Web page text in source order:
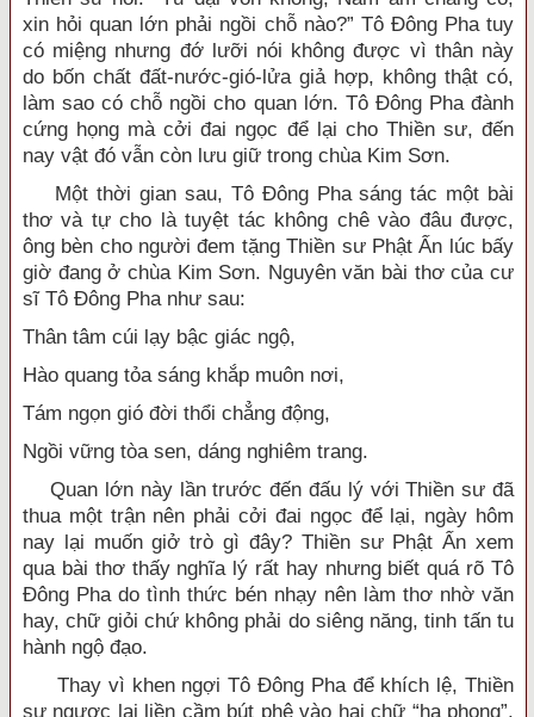
xin hỏi quan lớn phải ngồi chỗ nào?” Tô Đông Pha tuy
có miệng nhưng đớ lưỡi nói không được vì thân này
do bốn chất đất-nước-gió-lửa giả hợp, không thật có,
làm sao có chỗ ngồi cho quan lớn. Tô Đông Pha đành
cứng họng mà cởi đai ngọc để lại cho Thiền sư, đến
nay vật đó vẫn còn lưu giữ trong chùa Kim Sơn.
Một thời gian sau, Tô Đông Pha sáng tác một bài
thơ và tự cho là tuyệt tác không chê vào đâu được,
ông bèn cho người đem tặng Thiền sư Phật Ấn lúc bấy
giờ đang ở chùa Kim Sơn. Nguyên văn bài thơ của cư
sĩ Tô Đông Pha như sau:
Thân tâm cúi lạy bậc giác ngộ,
Hào quang tỏa sáng khắp muôn nơi,
Tám ngọn gió đời thổi chẳng động,
Ngồi vững tòa sen, dáng nghiêm trang.
Quan lớn này lần trước đến đấu lý với Thiền sư đã
thua một trận nên phải cởi đai ngọc để lại, ngày hôm
nay lại muốn giở trò gì đây? Thiền sư Phật Ấn xem
qua bài thơ thấy nghĩa lý rất hay nhưng biết quá rõ Tô
Đông Pha do tình thức bén nhạy nên làm thơ nhờ văn
hay, chữ giỏi chứ không phải do siêng năng, tinh tấn tu
hành ngộ đạo.
Thay vì khen ngợi Tô Đông Pha để khích lệ, Thiền
sư ngược lại liền cầm bút phê vào hai chữ “hạ phong”,